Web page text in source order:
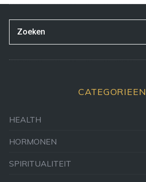
CATEGORIEEN
HEALTH
HORMONEN
SPIRITUALITEIT